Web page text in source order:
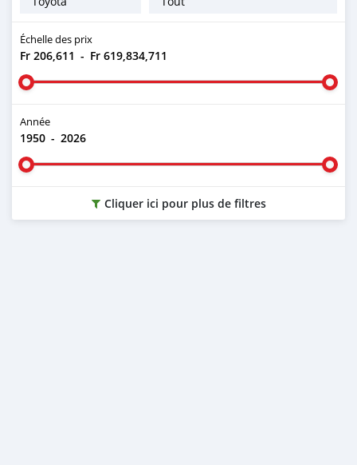
Échelle des prix
Fr 206,611 - Fr 619,834,711
Année
1950 - 2026
Cliquer ici pour plus de filtres